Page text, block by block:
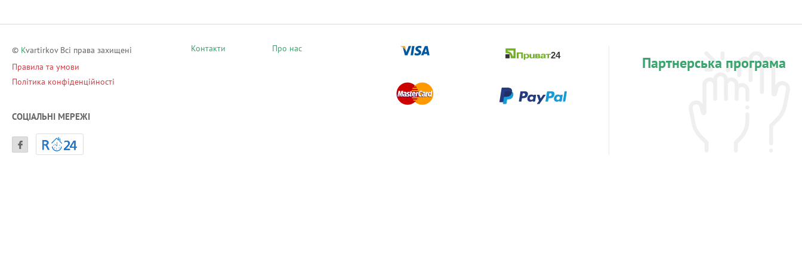
© Kvartirkov Всі права захищені
Правила та умови
Політика конфіденційності
Контакти Про нас
СОЦІАЛЬНІ МЕРЕЖІ
Партнерська програма